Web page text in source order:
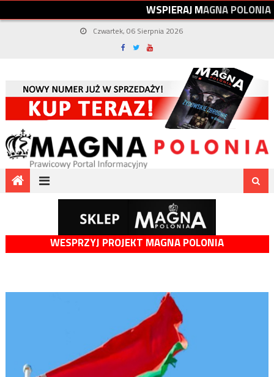
WSPIERAJMAGNAPOLONIA
Czwartek, 06 Sierpnia 2026
WESPRZYJ PROJEKT MAGNA POLONIA